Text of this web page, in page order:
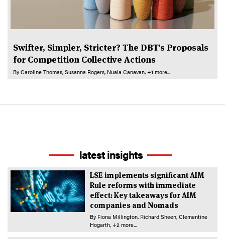
Swifter, Simpler, Stricter? The DBT's Proposals
for Competition Collective Actions
By Caroline Thomas Susanna Rogers Nuala Canavan +1 more...
latest insights
LSE implements significant AIM
Rule reforms with immediate
effect: Key takeaways for AIM
companies and Nomads
By Fiona Millington Richard Sheen Clementine
Hogarth +2 more...